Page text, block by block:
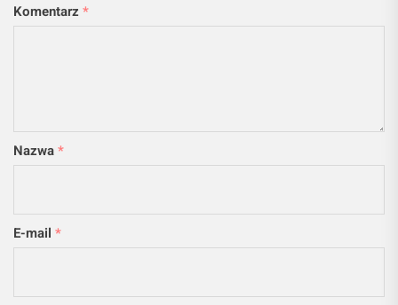
Komentarz *
Nazwa*
E-mail *